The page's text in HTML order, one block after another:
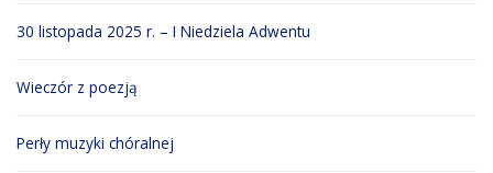
30 listopada 2025 r. – I Niedziela Adwentu
Wieczór z poezją
Perły muzyki chóralnej